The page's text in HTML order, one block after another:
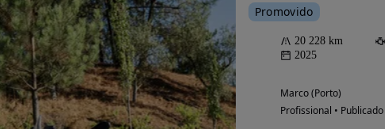
Promovido
20 228 km
2025
Marco (Porto)
Profissional • Publicado